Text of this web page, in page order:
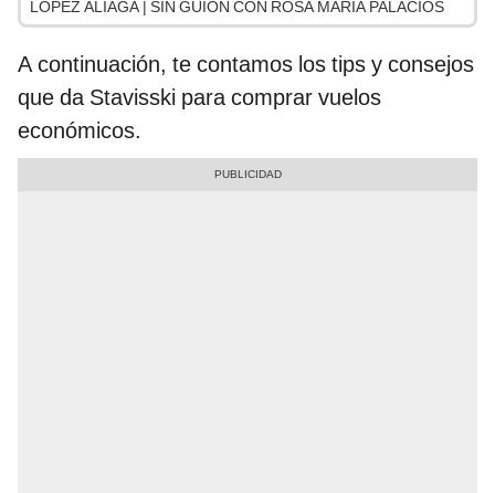
LÓPEZ ALIAGA | SIN GUION CON ROSA MARÍA PALACIOS
A continuación, te contamos los tips y consejos
que da Stavisski para comprar vuelos
económicos.